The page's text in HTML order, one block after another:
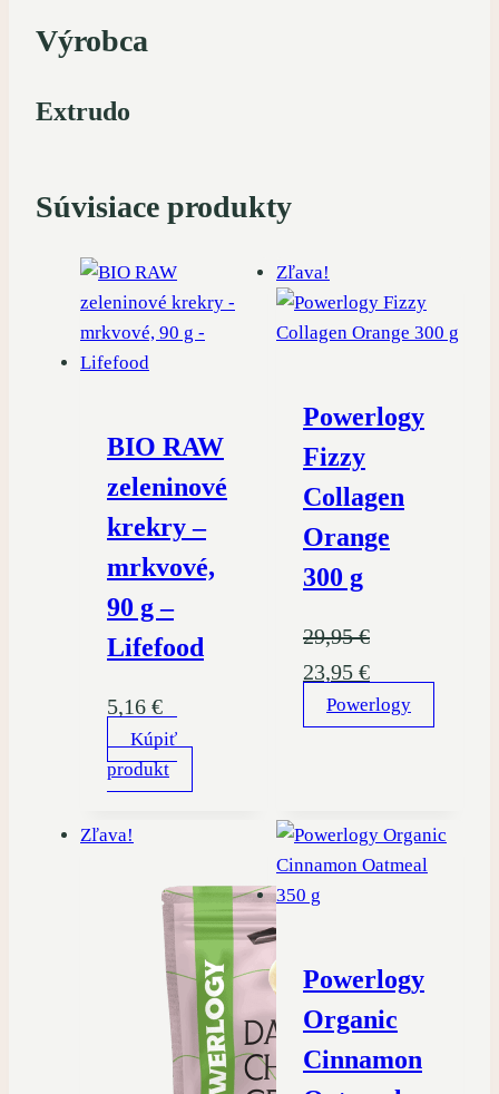
Výrobca
Extrudo
Súvisiace produkty
BIO RAW
zeleninové
krekry –
mrkvové,
90 g –
Lifefood
5,16 €
Kúpiť
produkt
Zľava!
Powerlogy
Fizzy
Collagen
Orange
300 g
29,95€
Pôvodná
cena
23,95 €Aktuálna
cena
Powerlogy
Zľava!
Powerlogy
Organic
Cinnamon